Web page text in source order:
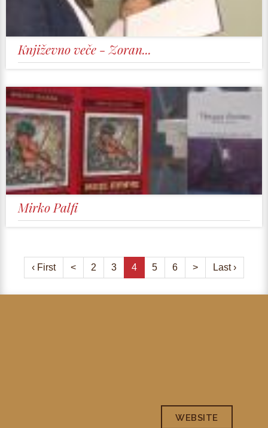
Književno veče - Zoran...
Mirko Palfi
‹ First < 2 3 4 5 6 > Last ›
WEBSITE